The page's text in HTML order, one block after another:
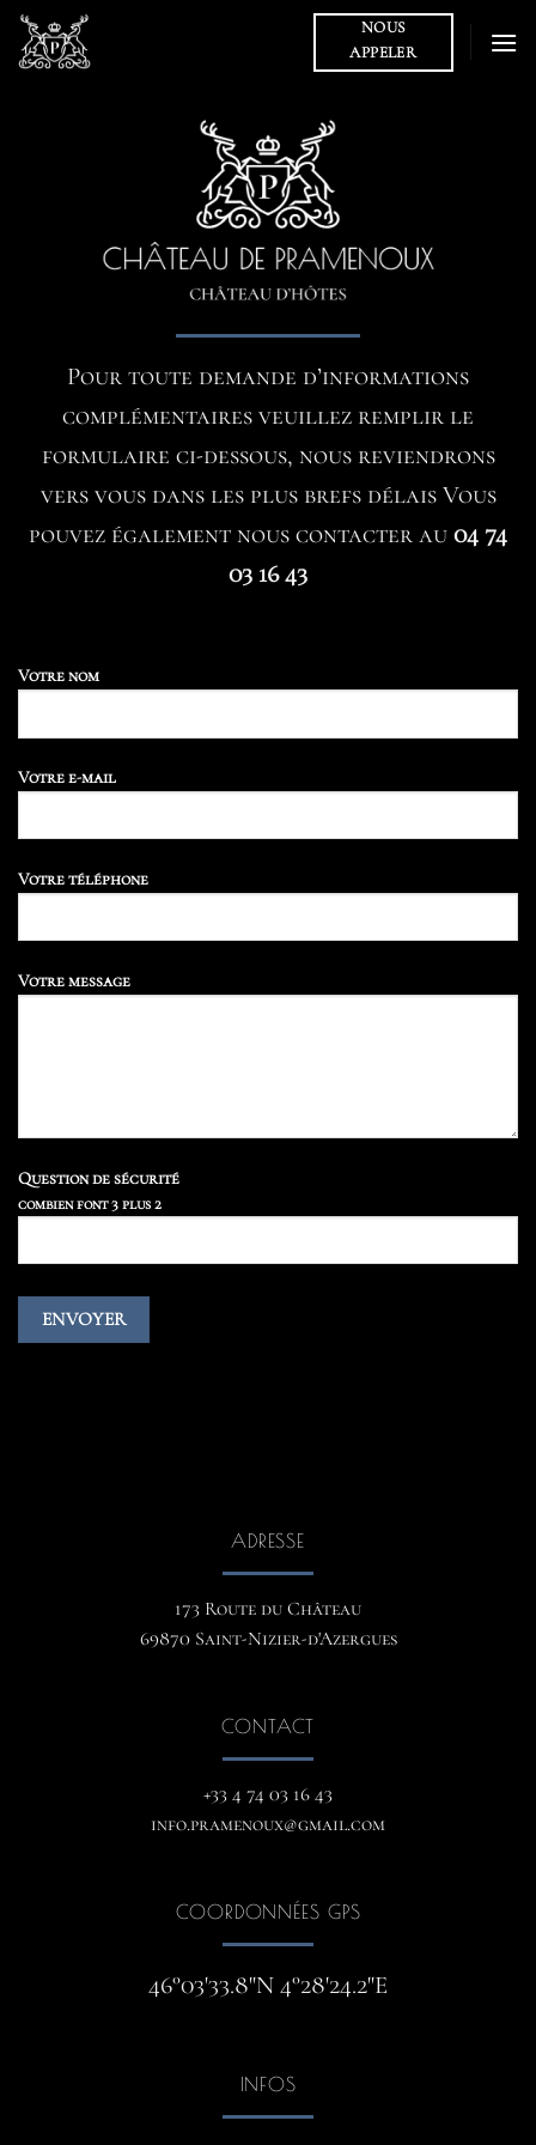
Passer
contenu
NOUS
APPELER
Pour toute demande d’informations
complémentaires veuillez remplir le
formulaire ci-dessous, nous reviendrons
vers vous dans les plus brefs délais Vous
pouvez également nous contacter au 04 74
03 16 43
Votre nom
Votre e-mail
Votre téléphone
Votre message
Question de sécurité
combien font 3 plus 2
ADRESSE
173 Route du Château
69870 Saint-Nizier-d'Azergues
CONTACT
+33 4 74 03 16 43
info.pramenoux@gmail.com
COORDONNÉES GPS
46°03'33.8"N 4°28'24.2"E
INFOS